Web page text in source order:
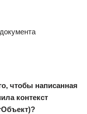
чтобы написанная
контекст